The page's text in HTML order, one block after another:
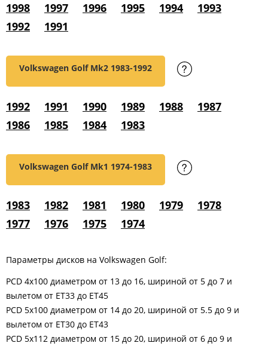
1998 1997 1996 1995 1994
1993
1992
1991
Volkswagen Golf Mk2 1983-1992
1992 1991 1990 1989 1988
1987
1986
1985 1984 1983
Volkswagen Golf Mk1 1974-1983
1983 1982 1981 1980 1979
1978
1977
1976 1975 1974
Параметры дисков на Volkswagen Golf:
PCD 4x100 диаметром от 13 до 16, шириной от 5 до 7 и
вылетом от ET33 до ET45
PCD 5x100 диаметром от 14 до 20, шириной от 5.5 до 9 и
вылетом от ET30 до ET43
PCD 5x112 диаметром от 15 до 20, шириной от 6 до 9 и